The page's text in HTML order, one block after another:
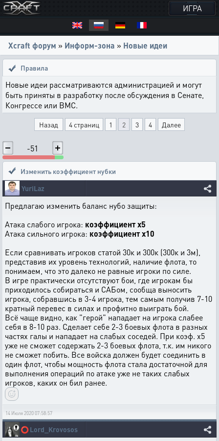
ИГРА
Xcraft форум » Информ-зона » Новые идеи
Правила
Новые идеи рассматриваются администрацией и могут
быть приняты в разработку после обсуждения в Сенате,
Конгрессе или ВМС.
Назад 4 страниц 1 2 3 4 Далее
-51
Изменить коэффициент нубки
YuriLaz
Предлагаю изменить баланс нубо защиты:
Атака слабого игрока: коэффициент х5
Атака сильного игрока: коэффициент х10
Если сравнивать игроков статой 30к и 300к (300к и 3м),
представив их уровень технологий, наличие флота, то
понимаем, что это далеко не равные игроки по силе.
В игре практически отсутствуют бои, где игрокам бы
приходилось собираться и САБом, сообща выносить
игрока, собравшись в 3-4 игрока, тем самым получив 7-10
кратный перевес в силах и профитно выиграть бой.
Всё чаще видно, как "герой" нападает на игрока слабее
себя в 8-10 раз. Сделает себе 2-3 боевых флота в разных
частях галы и нападает на слабых соседей. При коэф. х5
уже не сможет содержать 2-3 боевых флота, т.к. им никого
не сможет побить. Все войска должен будет соединить в
один флот, чтобы мощность флота стала достаточной для
выполнения операций по атаке уже не таких слабых
игроков, каких он бил ранее.
14 Июля 2020 07:58:57
⭕Lord_Krovosos